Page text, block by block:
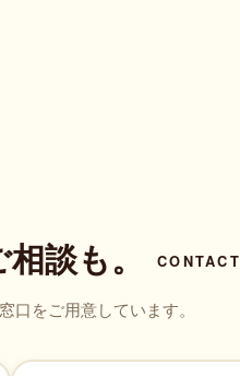
談も。 CONTACT
口をご用意しています。